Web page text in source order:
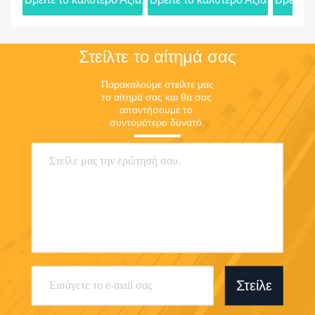
από 1000pcs
Στείλτε το αίτημά σας
Παρακαλούμε στείλτε μας
το αίτημά σας και θα σας
απαντήσουμε το
συντομότερο δυνατό.
Στείλε